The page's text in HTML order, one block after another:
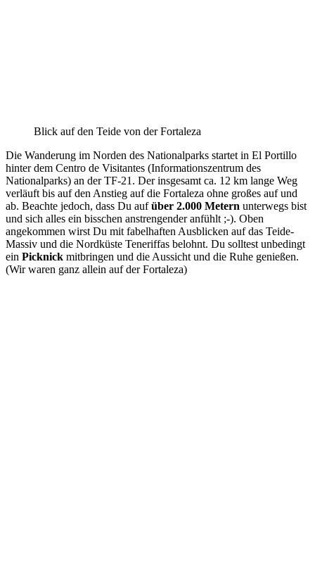
Blick auf den Teide von der Fortaleza
Die Wanderung im Norden des Nationalparks startet in El Portillo
hinter dem Centro de Visitantes (Informationszentrum des
Nationalparks) an der TF-21. Der insgesamt ca. 12 km lange Weg
verläuft bis auf den Anstieg auf die Fortaleza ohne großes auf und
ab. Beachte jedoch, dass Du aufüber 2.000 Metern unterwegs bist
und sich alles ein bisschen anstrengender anfühlt ;-). Oben
angekommen wirst Du mit fabelhaften Ausblicken auf das Teide-
Massiv und die Nordküste Teneriffas belohnt. Du solltest unbedingt
ein Picknick mitbringen und die Aussicht und die Ruhe genießen.
(Wir waren ganz allein auf der Fortaleza)